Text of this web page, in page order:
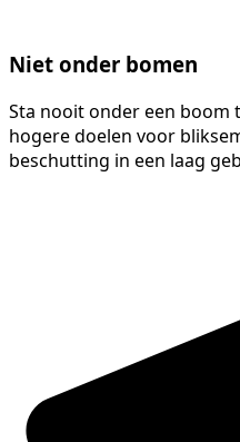
Niet onder bomen
Sta nooit onder een boom
hogere doelen voor
beschutting in een laag